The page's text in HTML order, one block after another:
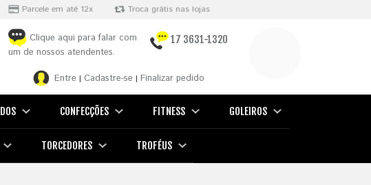
Parcele em até 12x Troca grátis nas lojas
Clique aqui para falar com
um de nossos atendentes.
17 3631-1320
Entre | Cadastre-se | Finalizar pedido
CONFECÇÕES FITNESS GOLEIROS
TORCEDORES TROFÉUS